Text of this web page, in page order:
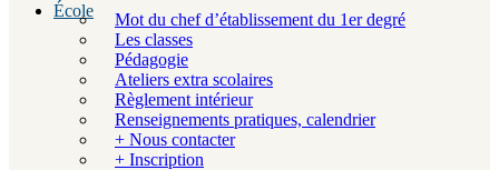
École
Mot du chef d’établissement du 1er degré
Les classes
Pédagogie
Ateliers extra scolaires
Règlement intérieur
Renseignements pratiques, calendrier
+ Nous contacter
+ Inscription